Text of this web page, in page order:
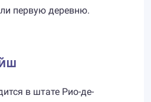
первую деревню.
в штате Рио-де-